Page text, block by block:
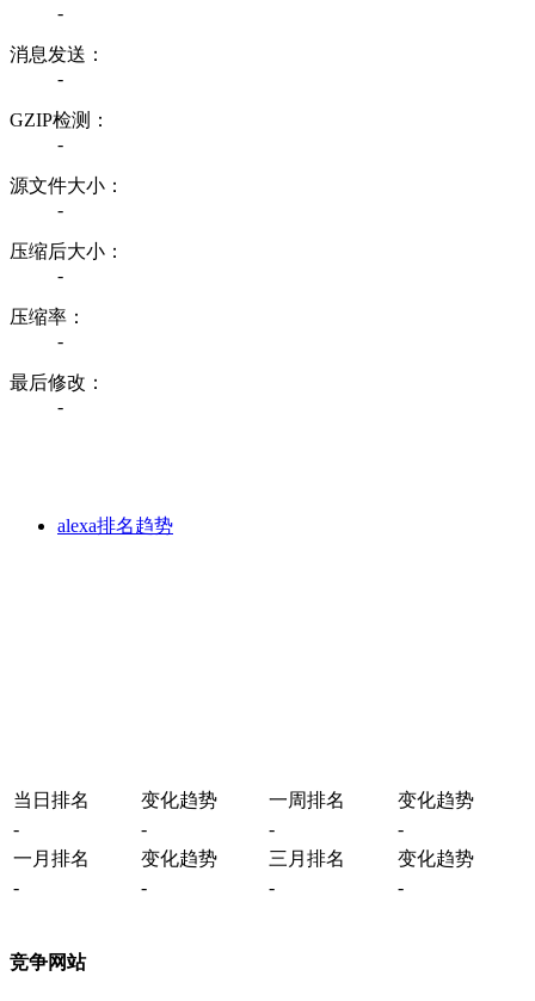
-
消息发送：
-
GZIP检测：
-
源文件大小：
-
压缩后大小：
-
压缩率：
-
最后修改：
-
alexa排名趋势
当日排名 变化趋势 一周排名
变化趋势
-
- -
-
一月排名
变化趋势 三月排名
变化趋势
-
- - -
竞争网站